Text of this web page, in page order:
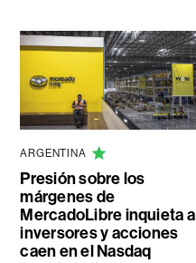
ARGENTINA
Presión sobre los
márgenes de
MercadoLibre inquieta a
inversores y acciones
caen en el Nasdaq